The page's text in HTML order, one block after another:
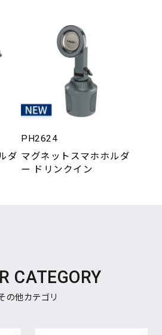
ダ
PH2624
マグネットスマホホルダ
ー ドリンクイン
CATEGORY
の他カテゴリ